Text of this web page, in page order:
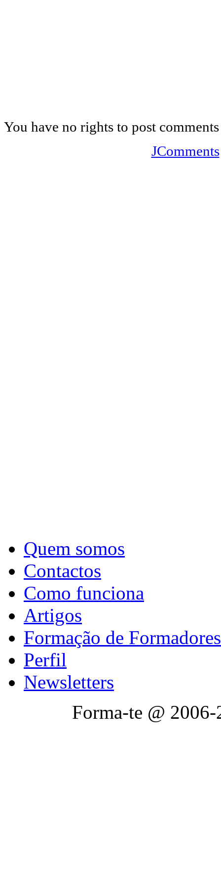
You have no rights to post comments
JComments
Quem somos
Contactos
Como funciona
Artigos
Formação de Formadores
Perfil
Newsletters
Forma-te @